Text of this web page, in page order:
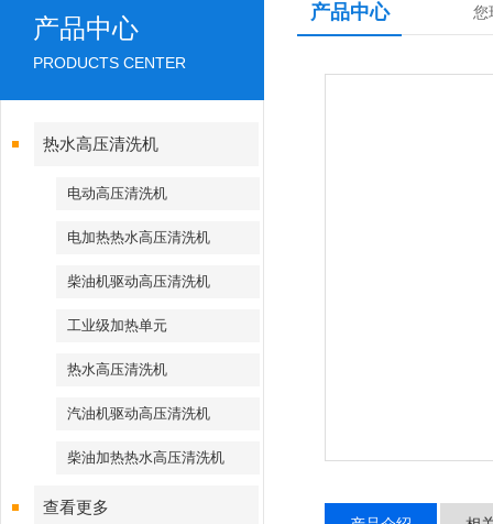
产品中心
PRODUCTS CENTER
热水高压清洗机
电动高压清洗机
电加热热水高压清洗机
柴油机驱动高压清洗机
工业级加热单元
热水高压清洗机
汽油机驱动高压清洗机
柴油加热热水高压清洗机
查看更多
产品中心 您